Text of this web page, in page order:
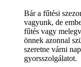
Bár a fűtési
vagyunk, de
fűtés vagy
önnek azonnal
szeretne várni
gyorsszolgálatot.